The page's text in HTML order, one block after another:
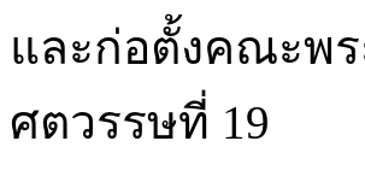
และก่อตั้งคณะพร
ศตวรรษที่ 19